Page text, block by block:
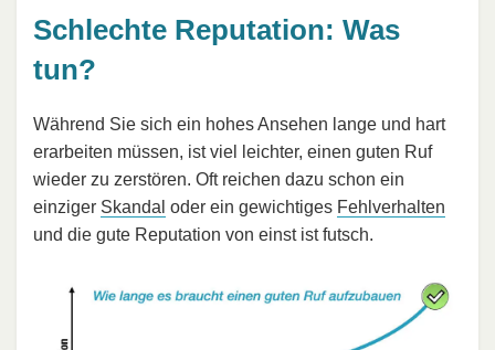
Schlechte Reputation: Was
tun?
Während Sie sich ein hohes Ansehen lange und hart
erarbeiten müssen, ist viel leichter, einen guten Ruf
wieder zu zerstören. Oft reichen dazu schon ein
einziger Skandal oder ein gewichtiges Fehlverhalten
und die gute Reputation von einst ist futsch.